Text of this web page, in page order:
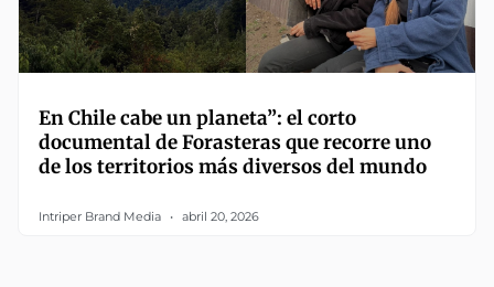
En Chile cabe un planeta”: el corto
documental de Forasteras que recorre uno
de los territorios más diversos del mundo
Intriper Brand Media abril 20, 2026